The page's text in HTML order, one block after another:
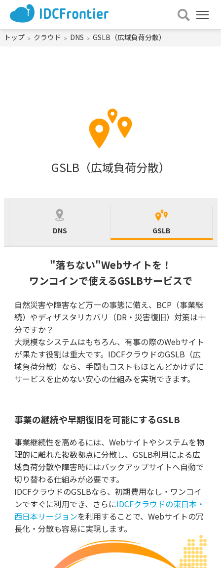
メ
ニュー
トップ クラウド DNS GSLB（広域負荷分散）
GSLB（広域負荷分散）
DNS GSLB
"落ちない"Webサイトを！
ワンコインで使えるGSLBサービスで
自然災害や障害など万一の事態に備え、BCP（事業継
続）やディザスタリカバリ（DR・災害復旧）対策は十
分ですか？
大規模なシステムはもちろん、有事の際のWebサイト
が果たす役割は重大です。IDCFクラウドのGSLB（広
域負荷分散）なら、手間もコストもほとんどかけずに
サービスを止めない安心の仕組みを実現できます。
事業の継続や早期復旧を可能にするGSLB
事業継続性を高めるには、Webサイトやシステムを物
理的に離れた複数拠点に分散し、GSLB利用による広
域負荷分散や障害時にはバックアップサイトへ自動で
切り替わる仕組みが必要です。
IDCFクラウドのGSLBなら、初期費用なし・ワンコイ
ンですぐに利用でき、さらにIDCFクラウドの東日本・
西日本リージョンを利用することで、Webサイトの冗
長化・分散も容易に実現します。